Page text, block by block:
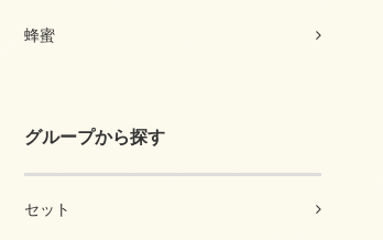
蜂蜜
グループから探す
セット